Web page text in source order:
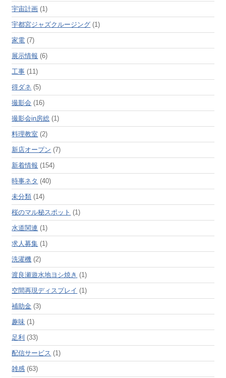
宇宙計画 (1)
宇都宮ジャズクルージング (1)
家電 (7)
展示情報 (6)
工事 (11)
得ダネ (5)
撮影会 (16)
撮影会in房総 (1)
料理教室 (2)
新店オープン (7)
新着情報 (154)
時事ネタ (40)
未分類 (14)
桜のマル秘スポット (1)
水道関連 (1)
求人募集 (1)
洗濯機 (2)
渡良瀬遊水地ヨシ焼き (1)
空間再現ディスプレイ (1)
補助金 (3)
趣味 (1)
足利 (33)
配信サービス (1)
雑感 (63)